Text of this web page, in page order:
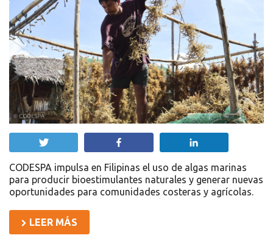
CODESPA impulsa en Filipinas el uso de algas marinas
para producir bioestimulantes naturales y generar nuevas
oportunidades para comunidades costeras y agrícolas.
LEER MÁS